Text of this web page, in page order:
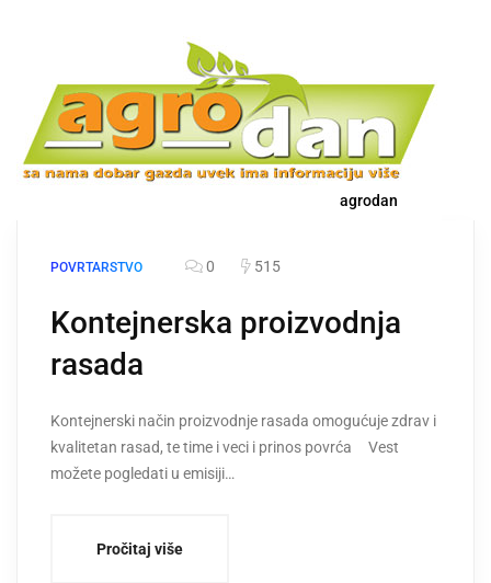
agrodan
POVRTARSTVO 0 515
Kontejnerska proizvodnja
rasada
Kontejnerski način proizvodnje rasada omogućuje zdrav i
kvalitetan rasad, te time i veci i prinos povrća Vest
možete pogledati u emisiji…
Pročitaj više